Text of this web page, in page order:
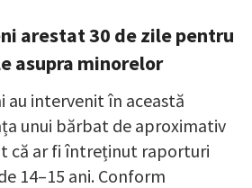
arestat 30 de zile pentru
asupra minorelor
au intervenit în această
unui bărbat de aproximativ
că ar fi întreținut raporturi
14–15 ani. Conform